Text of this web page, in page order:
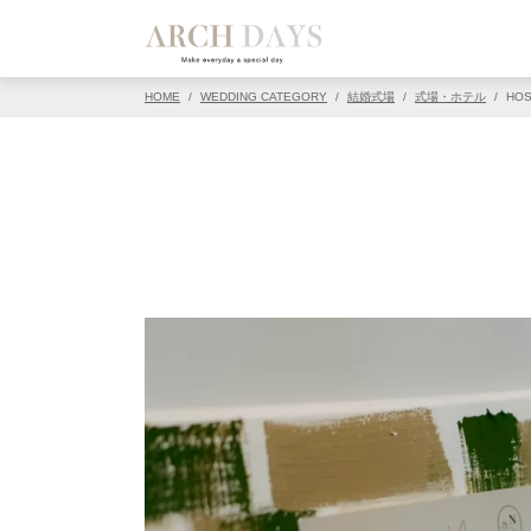
HOME / WEDDING CATEGORY / 結婚式場 / 式場・ホテル /